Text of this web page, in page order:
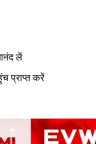
लें
प्राप्त करें